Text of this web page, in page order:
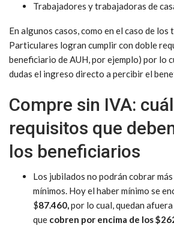
Trabajadores y trabajadoras de
En algunos casos, como en el caso de los
Particulares logran cumplir con doble
beneficiario de AUH, por ejemplo) por lo
dudas el ingreso directo a percibir el
Compre sin IVA:
requisitos que
los beneficiarios
Los jubilados no podrán cobrar
mínimos. Hoy el haber mínimo se
$87.460,por lo cual, quedan
que cobren por encima de los